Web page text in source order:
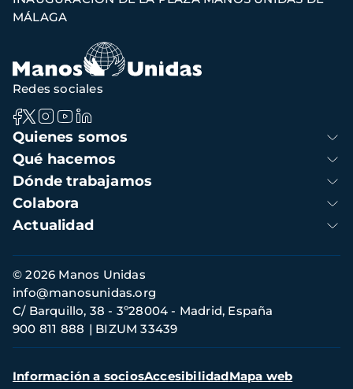
navegación
MÁLAGA
Navegación
principal
Quienes somos
Qué hacemos
Dónde trabajamos
Colabora
Actualidad
Redes sociales
Información
de
contacto
© 2026 Manos Unidas
C/ Barquillo, 38 - 3º28004 - Madrid, España
900 811 888
BIZUM 33439
info@manosunidas.org
Menú
Información a sociosAccesibilidadMapa web